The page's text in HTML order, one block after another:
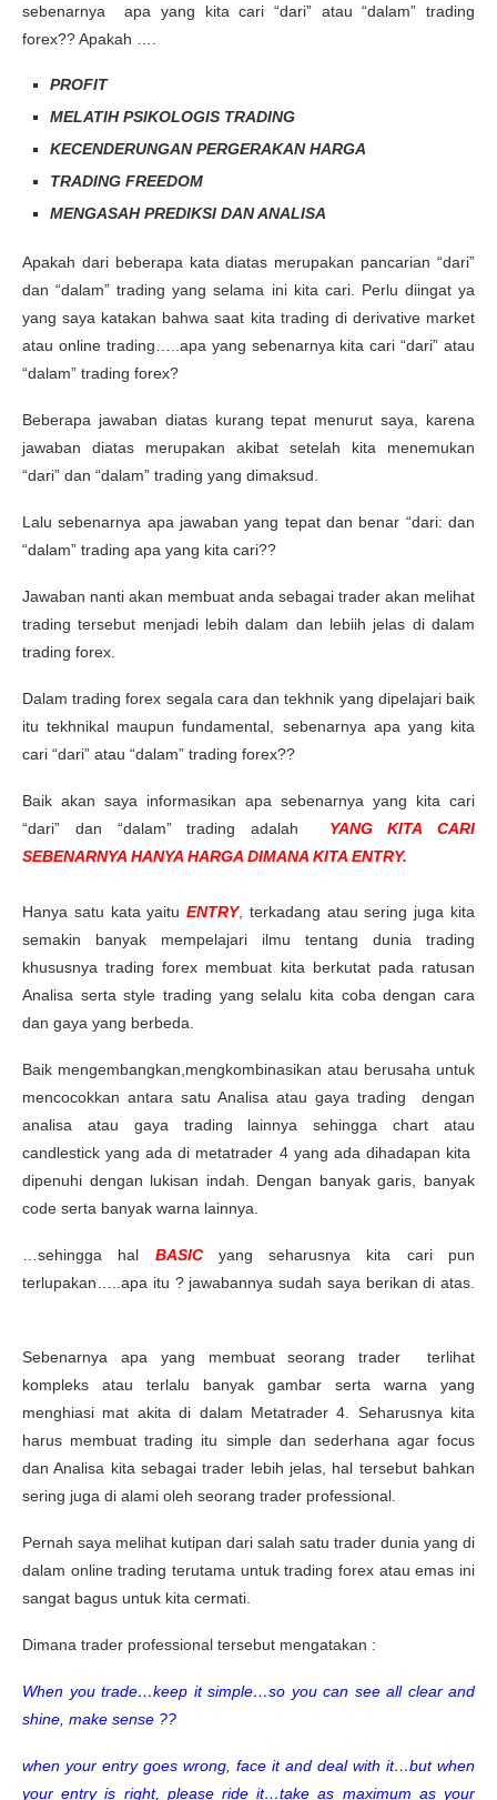
sebenarnya apa yang kita cari “dari” atau “dalam” trading
forex?? Apakah ….
PROFIT
MELATIH PSIKOLOGIS TRADING
KECENDERUNGAN PERGERAKAN HARGA
TRADING FREEDOM
MENGASAH PREDIKSI DAN ANALISA
Apakah dari beberapa kata diatas merupakan pancarian “dari”
dan “dalam” trading yang selama ini kita cari. Perlu diingat ya
yang saya katakan bahwa saat kita trading di derivative market
atau online trading…..apa yang sebenarnya kita cari “dari” atau
“dalam” trading forex?
Beberapa jawaban diatas kurang tepat menurut saya, karena
jawaban diatas merupakan akibat setelah kita menemukan
“dari” dan “dalam” trading yang dimaksud.
Lalu sebenarnya apa jawaban yang tepat dan benar “dari: dan
“dalam” trading apa yang kita cari??
Jawaban nanti akan membuat anda sebagai trader akan melihat
trading tersebut menjadi lebih dalam dan lebiih jelas di dalam
trading forex.
Dalam trading forex segala cara dan tekhnik yang dipelajari baik
itu tekhnikal maupun fundamental, sebenarnya apa yang kita
cari “dari” atau “dalam” trading forex??
Baik akan saya informasikan apa sebenarnya yang kita cari
“dari” dan “dalam” trading adalah YANG KITA CARI
SEBENARNYA HANYA HARGA DIMANA KITA ENTRY.
Hanya satu kata yaituENTRY, terkadang atau sering juga kita
semakin banyak mempelajari ilmu tentang dunia trading
khususnya trading forex membuat kita berkutat pada ratusan
Analisa serta style trading yang selalu kita coba dengan cara
dan gaya yang berbeda.
Baik mengembangkan,mengkombinasikan atau berusaha untuk
mencocokkan antara satu Analisa atau gaya trading dengan
analisa atau gaya trading lainnya sehingga chart atau
candlestick yang ada di metatrader 4 yang ada dihadapan kita
dipenuhi dengan lukisan indah. Dengan banyak garis, banyak
code serta banyak warna lainnya.
…sehingga hal BASICyang seharusnya kita cari pun
terlupakan…..apa itu ? jawabannya sudah saya berikan di atas.
Sebenarnya apa yang membuat seorang trader terlihat
kompleks atau terlalu banyak gambar serta warna yang
menghiasi mat akita di dalam Metatrader 4. Seharusnya kita
harus membuat trading itu simple dan sederhana agar focus
dan Analisa kita sebagai trader lebih jelas, hal tersebut bahkan
sering juga di alami oleh seorang trader professional.
Pernah saya melihat kutipan dari salah satu trader dunia yang di
dalam online trading terutama untuk trading forex atau emas ini
sangat bagus untuk kita cermati.
Dimana trader professional tersebut mengatakan :
When you trade…keep it simple…so you can see all clear and
shine, make sense ??
when your entry goes wrong, face it and deal with it…but when
your entry is right, please ride it…take as maximum as your